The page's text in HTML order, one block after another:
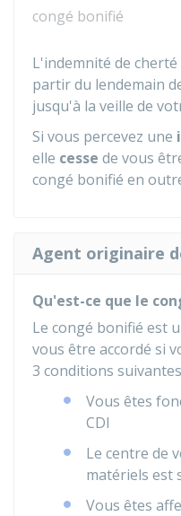
congé bonifié
L'indemnité de
partir du lendemain
jusqu'à la veille de
Si vous percevez une
elle cesse de vous
congé bonifié en
Agent originaire
Qu'est-ce que le
Le congé bonifié est
vous être accordé si
3 conditions
Vous êtes
CDI
Le centre de
matériels est
Vous êtes